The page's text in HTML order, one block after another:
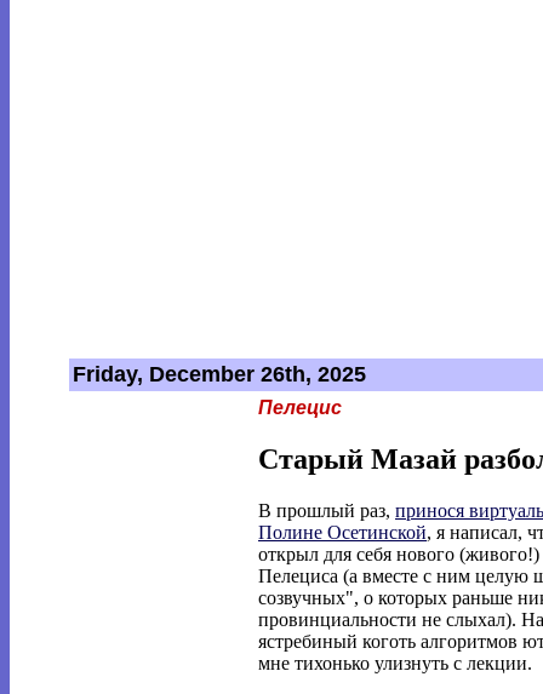
Friday, December 26th, 2025
Пелецис
Старый Мазай
В прошлый раз, принося
Полине Осетинской, я написал,
открыл для себя нового (живого!)
Пелециса (а вместе с ним целую
созвучных", о которых раньше
провинциальности не слыхал).
ястребиный коготь алгоритмов
мне тихонько улизнуть с лекции.